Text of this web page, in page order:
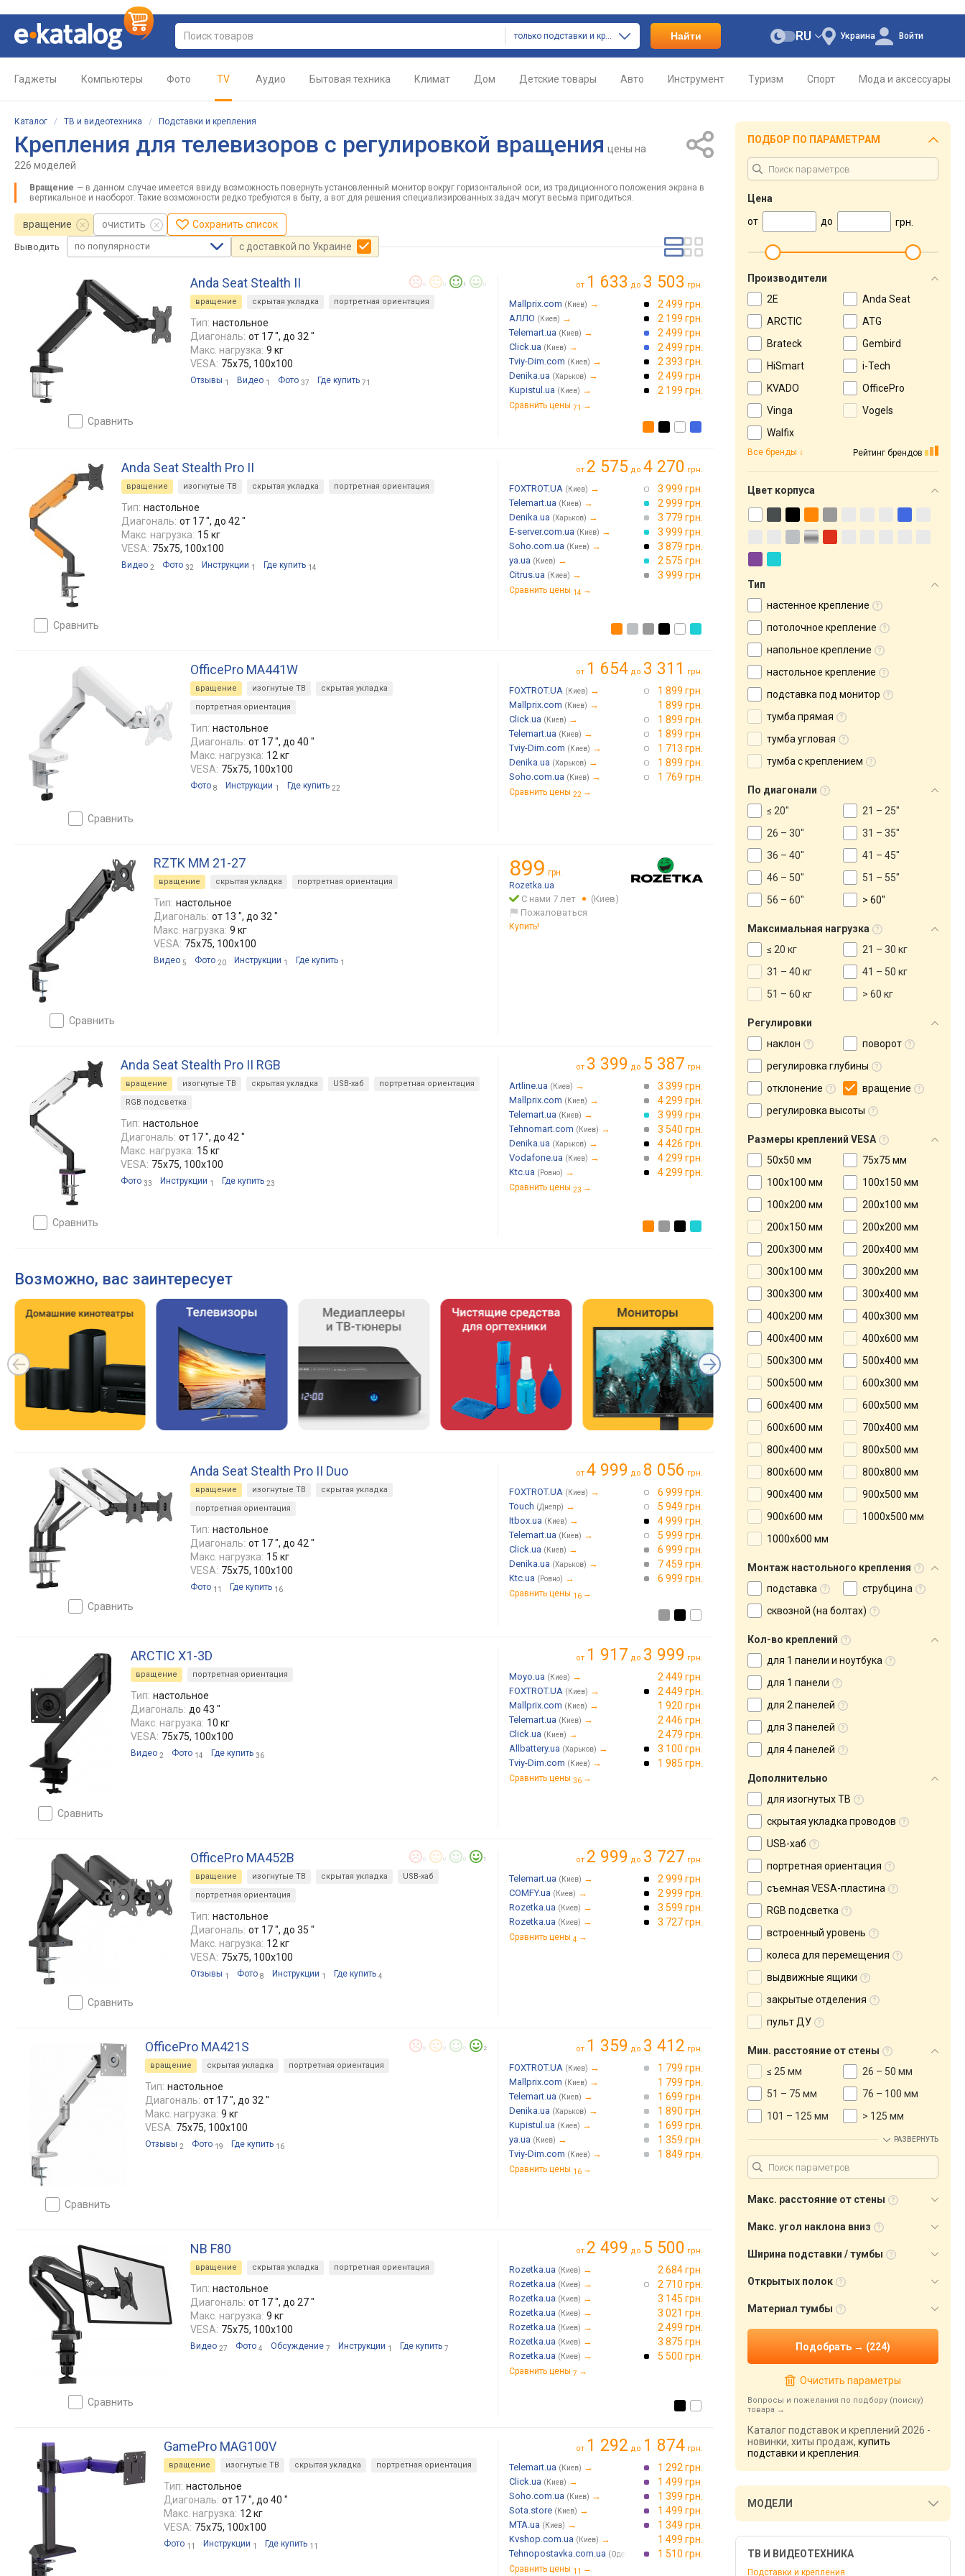
только подставки и крепления Найти Украина
RU Войти
Гаджеты Компьютеры Фото TV Аудио Бытовая техника Климат Дом Детские товары Авто Инструмент Туризм Спорт Мода и аксессуары
Каталог / ТВ и видеотехника / Подставки и крепления
Крепления для телевизоров с регулировкой вращения цены на
226 моделей
Вращение — в данном случае имеется ввиду возможность повернуть установленный монитор вокруг горизонтальной оси, из традиционного положения экрана в
вертикальное и наоборот. Такие возможности редко требуются в быту, а вот для решения специализированных задач могут весьма пригодиться.
вращение очистить Сохранить список
Выводить по популярности с доставкой по Украине
сравнить
Anda Seat Stealth II 1
вращение скрытая укладка портретная ориентация
Тип: настольное
Диагональ: от 17 ", до 32 "
Макс. нагрузка: 9 кг
VESA: 75x75, 100x100
Отзывы 1 Видео 1 Фото 37 Где купить 71
от 1 633 до 3 503 грн.
Mallprix.com (Киев) → 2 499 грн.
АЛЛО (Киев) → 2 199 грн.
Telemart.ua (Киев) → 2 499 грн.
Click.ua (Киев) → 2 499 грн.
Tviy-Dim.com (Киев) → 2 393 грн.
Denika.ua (Харьков) → 2 499 грн.
Kupistul.ua (Киев) → 2 199 грн.
Сравнить цены 71 →
сравнить
Anda Seat Stealth Pro II
вращение изогнутые ТВ скрытая укладка портретная ориентация
Тип: настольное
Диагональ: от 17 ", до 42 "
Макс. нагрузка: 15 кг
VESA: 75x75, 100x100
Видео 2 Фото 32 Инструкции 1 Где купить 14
от 2 575 до 4 270 грн.
FOXTROT.UA (Киев) → 3 999 грн.
Telemart.ua (Киев) → 2 999 грн.
Denika.ua (Харьков) → 3 779 грн.
E-server.com.ua (Киев) → 3 999 грн.
Soho.com.ua (Киев) → 3 879 грн.
ya.ua (Киев) → 2 575 грн.
Citrus.ua (Киев) → 3 999 грн.
Сравнить цены 14 →
сравнить
OfficePro MA441W
вращение изогнутые ТВ
скрытая укладка
портретная ориентация
Тип: настольное
Диагональ: от 17 ", до 40 "
Макс. нагрузка: 12 кг
VESA: 75x75, 100x100
Фото 8 Инструкции 1 Где купить 22
от 1 654 до 3 311 грн.
FOXTROT.UA (Киев) → 1 899 грн.
Mallprix.com (Киев) → 1 899 грн.
Click.ua (Киев) → 1 899 грн.
Telemart.ua (Киев) → 1 899 грн.
Tviy-Dim.com (Киев) → 1 713 грн.
Denika.ua (Харьков) → 1 899 грн.
Soho.com.ua (Киев) → 1 769 грн.
Сравнить цены 22 →
сравнить
RZTK MM 21-27
вращение скрытая укладка портретная ориентация
Тип: настольное
Диагональ: от 13 ", до 32 "
Макс. нагрузка: 9 кг
VESA: 75x75, 100x100
Видео 5 Фото 20 Инструкции 1 Где купить 1
899 грн.
Rozetka.ua
С нами 7 лет
(Киев)
Пожаловаться
Купить!
сравнить
Anda Seat Stealth Pro II RGB
вращение изогнутые ТВ скрытая укладка USB-хаб
портретная ориентация
RGB подсветка
Тип: настольное
Диагональ: от 17 ", до 42 "
Макс. нагрузка: 15 кг
VESA: 75x75, 100x100
Фото 33 Инструкции 1 Где купить 23
от 3 399 до 5 387 грн.
Artline.ua (Киев) → 3 399 грн.
Mallprix.com (Киев) → 4 299 грн.
Telemart.ua (Киев) → 3 999 грн.
Tehnomart.com (Киев) → 3 540 грн.
Denika.ua (Харьков) → 4 426 грн.
Vodafone.ua (Киев) → 4 299 грн.
Ktc.ua (Ровно) → 4 299 грн.
Сравнить цены 23 →
Возможно, вас заинтересует
сравнить
Anda Seat Stealth Pro II Duo
вращение изогнутые ТВ
скрытая укладка
портретная ориентация
Тип: настольное
Диагональ: от 17 ", до 42 "
Макс. нагрузка: 15 кг
VESA: 75x75, 100x100
Фото 11 Где купить 16
от 4 999 до 8 056 грн.
FOXTROT.UA (Киев) → 6 999 грн.
Touch (Днепр) → 5 949 грн.
Itbox.ua (Киев) → 4 999 грн.
Telemart.ua (Киев) → 5 999 грн.
Click.ua (Киев) → 6 999 грн.
Denika.ua (Харьков) → 7 459 грн.
Ktc.ua (Ровно) → 6 999 грн.
Сравнить цены 16 →
сравнить
ARCTIC X1-3D
вращение портретная ориентация
Тип: настольное
Диагональ: до 43 "
Макс. нагрузка: 10 кг
VESA: 75x75, 100x100
Видео 2 Фото 14 Где купить 36
от 1 917 до 3 999 грн.
Moyo.ua (Киев) → 2 449 грн.
FOXTROT.UA (Киев) → 2 449 грн.
Mallprix.com (Киев) → 1 920 грн.
Telemart.ua (Киев) → 2 446 грн.
Click.ua (Киев) → 2 479 грн.
Allbattery.ua (Харьков) → 3 100 грн.
Tviy-Dim.com (Киев) → 1 985 грн.
Сравнить цены 36 →
сравнить
OfficePro MA452B 1
вращение изогнутые ТВ скрытая укладка
USB-хаб
портретная ориентация
Тип: настольное
Диагональ: от 17 ", до 35 "
Макс. нагрузка: 12 кг
VESA: 75x75, 100x100
Отзывы 1 Фото 8 Инструкции 1 Где купить 4
от 2 999 до 3 727 грн.
Telemart.ua (Киев) → 2 999 грн.
COMFY.ua (Киев) → 2 999 грн.
Rozetka.ua (Киев) → 3 599 грн.
Rozetka.ua (Киев) → 3 727 грн.
Сравнить цены 4 →
сравнить
OfficePro MA421S 2
вращение скрытая укладка портретная ориентация
Тип: настольное
Диагональ: от 17 ", до 32 "
Макс. нагрузка: 9 кг
VESA: 75x75, 100x100
Отзывы 2 Фото 19 Где купить 16
от 1 359 до 3 412 грн.
FOXTROT.UA (Киев) → 1 799 грн.
Mallprix.com (Киев) → 1 799 грн.
Telemart.ua (Киев) → 1 699 грн.
Denika.ua (Харьков) → 1 890 грн.
Kupistul.ua (Киев) → 1 699 грн.
ya.ua (Киев) → 1 359 грн.
Tviy-Dim.com (Киев) → 1 849 грн.
Сравнить цены 16 →
сравнить
NB F80
вращение скрытая укладка портретная ориентация
Тип: настольное
Диагональ: от 17 ", до 27 "
Макс. нагрузка: 9 кг
VESA: 75x75, 100x100
Видео 27 Фото 4 Обсуждение 7 Инструкции 1 Где купить 7
от 2 499 до 5 500 грн.
Rozetka.ua (Киев) → 2 684 грн.
Rozetka.ua (Киев) → 2 710 грн.
Rozetka.ua (Киев) → 3 145 грн.
Rozetka.ua (Киев) → 3 021 грн.
Rozetka.ua (Киев) → 2 499 грн.
Rozetka.ua (Киев) → 3 875 грн.
Rozetka.ua (Киев) → 5 500 грн.
Сравнить цены 7 →
GamePro MAG100V
вращение изогнутые ТВ скрытая укладка портретная ориентация
Тип: настольное
Диагональ: от 17 ", до 40 "
Макс. нагрузка: 12 кг
VESA: 75x75, 100x100
Фото 11 Инструкции 1 Где купить 11
от 1 292 до 1 874 грн.
Telemart.ua (Киев) → 1 292 грн.
Click.ua (Киев) → 1 499 грн.
Soho.com.ua (Киев) → 1 399 грн.
Sota.store (Киев) → 1 499 грн.
MTA.ua (Киев) → 1 349 грн.
Kvshop.com.ua (Киев) → 1 499 грн.
Tehnopostavka.com.ua (Одесса) → 1 510 грн.
Сравнить цены 11 →
ПОДБОР ПО ПАРАМЕТРАМ
Цена
от
до грн.
Производители
2E
Anda Seat
ARCTIC
ATG
Brateck
Gembird
HiSmart
i-Tech
KVADO
OfficePro
Vinga
Vogels
Walfix
Рейтинг брендов
Все бренды
Цвет корпуса
Тип
настенное крепление
потолочное крепление
напольное крепление
настольное крепление
подставка под монитор
тумба прямая
тумба угловая
тумба с креплением
По диагонали
≤ 20"
21 – 25"
26 – 30"
31 – 35"
36 – 40"
41 – 45"
46 – 50"
51 – 55"
56 – 60"
> 60"
Максимальная нагрузка
≤ 20 кг
21 – 30 кг
31 – 40 кг
41 – 50 кг
51 – 60 кг
> 60 кг
Регулировки
наклон
поворот
регулировка глубины
отклонение
вращение
регулировка высоты
Размеры креплений VESA
50x50 мм
75x75 мм
100x100 мм
100x150 мм
100x200 мм
200x100 мм
200x150 мм
200x200 мм
200х300 мм
200x400 мм
300x100 мм
300x200 мм
300x300 мм
300x400 мм
400x200 мм
400x300 мм
400x400 мм
400x600 мм
500x300 мм
500x400 мм
500x500 мм
600x300 мм
600x400 мм
600x500 мм
600х600 мм
700x400 мм
800x400 мм
800x500 мм
800x600 мм
800х800 мм
900x400 мм
900x500 мм
900x600 мм
1000x500 мм
1000x600 мм
Монтаж настольного крепления
подставка
струбцина
сквозной (на болтах)
Кол-во креплений
для 1 панели и ноутбука
для 1 панели
для 2 панелей
для 3 панелей
для 4 панелей
Дополнительно
для изогнутых ТВ
скрытая укладка проводов
USB-хаб
портретная ориентация
съемная VESA-пластина
RGB подсветка
встроенный уровень
колеса для перемещения
выдвижные ящики
закрытые отделения
пульт ДУ
Мин. расстояние от стены
≤ 25 мм
26 – 50 мм
51 – 75 мм
76 – 100 мм
101 – 125 мм
> 125 мм
РАЗВЕРНУТЬ
Макс. расстояние от стены
Макс. угол наклона вниз
Ширина подставки / тумбы
Открытых полок
Материал тумбы
Очистить параметры
Вопросы и пожелания по подбору (поиску)
товара
Каталог подставок и креплений 2026 -
новинки, хиты продаж, купить
подставки и крепления
МОДЕЛИ
ТВ И ВИДЕОТЕХНИКА
Подставки и крепления